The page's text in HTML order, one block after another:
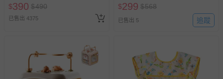
人小孩均一價(3歲以上需購票))
$390 $490
已售出 4375
$299 $568
已售出 5 追蹤